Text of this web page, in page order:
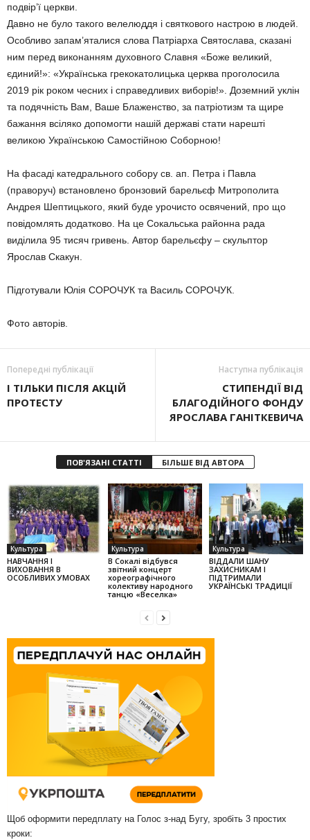
подвір’ї церкви.
Давно не було такого велелюддя і святкового настрою в людей.
Особливо запам’яталися слова Патріарха Святослава, сказані
ним перед виконанням духовного Славня «Боже великий,
єдиний!»: «Українська грекокатолицька церква проголосила
2019 рік роком чесних і справедливих виборів!». Доземний уклін
та подячність Вам, Ваше Блаженство, за патріотизм та щире
бажання всіляко допомогти нашій державі стати нарешті
великою Українською Самостійною Соборною!
На фасаді катедрального собору св. ап. Петра і Павла
(праворуч) встановлено бронзовий барельєф Митрополита
Андрея Шептицького, який буде урочисто освячений, про що
повідомлять додатково. На це Сокальська районна рада
виділила 95 тисяч гривень. Автор барельєфу – скульптор
Ярослав Скакун.
Підготували Юлія СОРОЧУК та Василь СОРОЧУК.
Фото авторів.
Попередні публікації
І ТІЛЬКИ ПІСЛЯ АКЦІЙ
ПРОТЕСТУ
Наступна публікація
СТИПЕНДІЇ ВІД
БЛАГОДІЙНОГО ФОНДУ
ЯРОСЛАВА ГАНІТКЕВИЧА
ПОВ'ЯЗАНІ СТАТТІ БІЛЬШЕ ВІД АВТОРА
Культура
НАВЧАННЯ І
ВИХОВАННЯ В
ОСОБЛИВИХ УМОВАХ
Культура
В Сокалі відбувся
звітний концерт
хореографічного
колек­тиву народного
танцю «Веселка»
Культура
ВІДДАЛИ ШАНУ
ЗАХИСНИКАМ І
ПІДТРИМАЛИ
УКРАЇНСЬКІ ТРАДИЦІЇ
Щоб оформити передплату на Голос з-над Бугу, зробіть 3 простих
кроки: